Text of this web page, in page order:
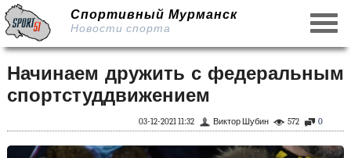
Спортивный Мурманск
Новости спорта
Начинаем дружить с федеральным
спортстуддвижением
0
572
Виктор Шубин
03-12-2021 11:32